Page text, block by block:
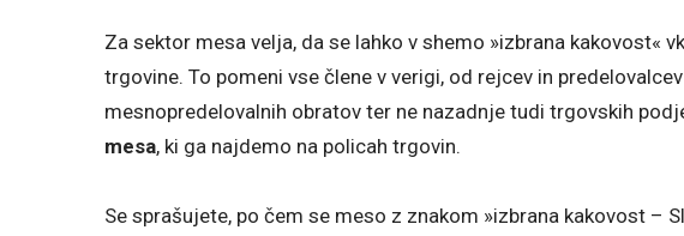
Za sektor mesa velja, da se lahko v shemo »izbrana kakovost«
trgovine. To pomeni vse člene v verigi, od rejcev in
mesnopredelovalnih obratov ter ne nazadnje tudi trgovskih
mesa, ki ga najdemo na policah trgovin.
Se sprašujete, po čem se meso z znakom »izbrana kakovost –